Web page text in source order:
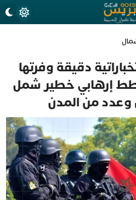
دقيقة وفرتها
إرهابي خطير شمل
وعدد من المدن